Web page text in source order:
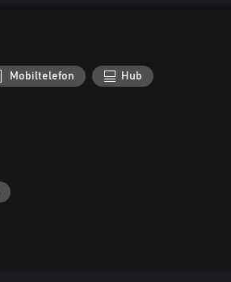
Mobiltelefon Hub